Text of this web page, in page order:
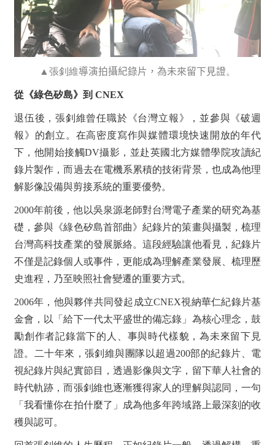
▲張釗維導演拍攝紀錄片，為未來留下見證。
從《綠色矽島》到 CNEX
退伍後，張釗維曾任職於《台灣立報》，並參與《破週
報》的創立。在高密度寫作與媒體環境快速開放的年代
下，他開始接觸DV攝影，並赴英國北方媒體學院攻讀紀
錄片製作，而過去在電機系累積的技術背景，也成為他理
解影像設備與剪接系統的重要優勢。
2000年前後，他以吳泉源老師對台灣電子產業的研究為基
礎，參與《綠色矽島首部曲》紀錄片的策畫與攝製，梳理
台灣高科技產業的發展脈絡。這段經驗讓他看見，紀錄片
不僅是記錄個人或事件，更能成為理解產業發展、梳理歷
史進程，乃至映照社會變遷的重要方式。
2006年，他與夥伴共同發起成立CNEX視納華仁紀錄片基
金會，以「給下一代太平盛世的備忘錄」為核心理念，鼓
勵創作者記錄當下的人、事與時代樣貌，為未來留下見
證。二十年來，張釗維與團隊以超過200部的紀錄片、電
視紀錄片與紀實節目，透過影像與文字，留下華人社會的
時代軌跡，而張釗維也逐漸獲得家人的理解與認同，一句
「我看懂你在拍什麼了」成為他多年跨域路上最深刻的收
穫與認可。